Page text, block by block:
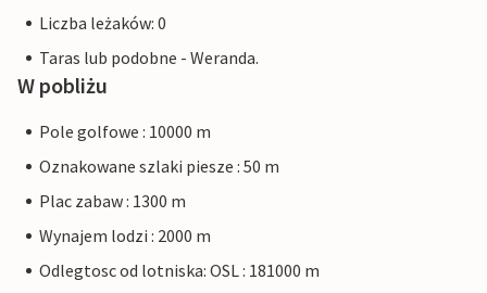
Liczba leżaków: 0
Taras lub podobne - Weranda.
W pobliżu
Pole golfowe : 10000 m
Oznakowane szlaki piesze : 50 m
Plac zabaw : 1300 m
Wynajem lodzi : 2000 m
Odlegtosc od lotniska: OSL : 181000 m